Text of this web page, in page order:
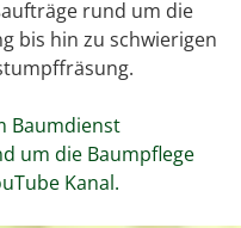
rund um die
bis hin zu schwierigen
Baumdienst
um die Baumpflege
Kanal.